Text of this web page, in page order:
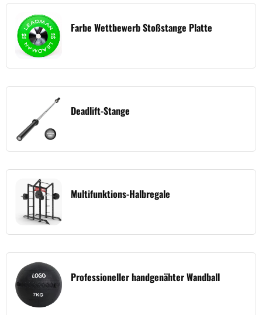
Farbe Wettbewerb Stoßstange Platte
Deadlift-Stange
Multifunktions-Halbregale
Professioneller handgenähter Wandball